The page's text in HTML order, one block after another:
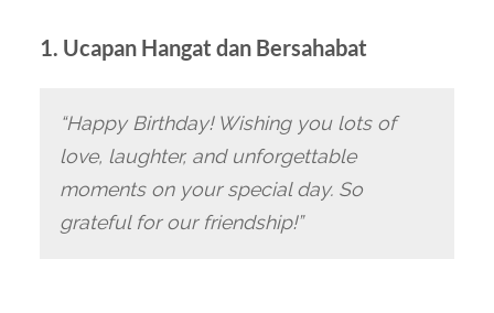
1. Ucapan Hangat dan Bersahabat
“Happy Birthday! Wishing you lots of
love, laughter, and unforgettable
moments on your special day. So
grateful for our friendship!”